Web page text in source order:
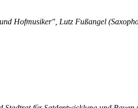
Hofmusiker", Lutz Fußangel